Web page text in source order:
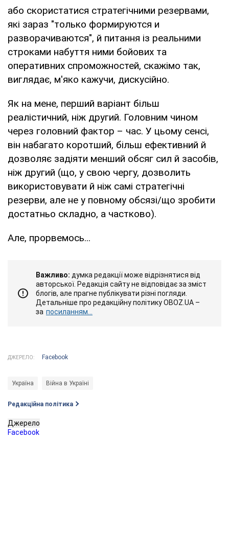
або скористатися стратегічними резервами,
які зараз "только формируются и
разворачиваются", й питання із реальними
строками набуття ними бойових та
оперативних спроможностей, скажімо так,
виглядає, м'яко кажучи, дискусійно.
Як на мене, перший варіант більш
реалістичний, ніж другий. Головним чином
через головний фактор – час. У цьому сенсі,
він набагато коротший, більш ефективний й
дозволяє задіяти менший обсяг сил й засобів,
ніж другий (що, у свою чергу, дозволить
використовувати й ніж самі стратегічні
резерви, але не у повному обсязі/що зробити
достатньо складно, а частково).
Але, прорвемось...
Важливо: думка редакції може відрізнятися від
авторської. Редакція сайту не відповідає за зміст
блогів, але прагне публікувати різні погляди.
Детальніше про редакційну політику OBOZ.UA –
за посиланням...
ДЖЕРЕЛО: Facebook
Україна Війна в Україні
Редакційна політика
Джерело
Facebook